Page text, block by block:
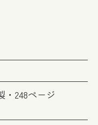
・248ページ